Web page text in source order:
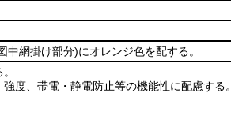
中網掛け部分)にオレンジ色を配する。
度、帯電・静電防止等の機能性に配慮する。